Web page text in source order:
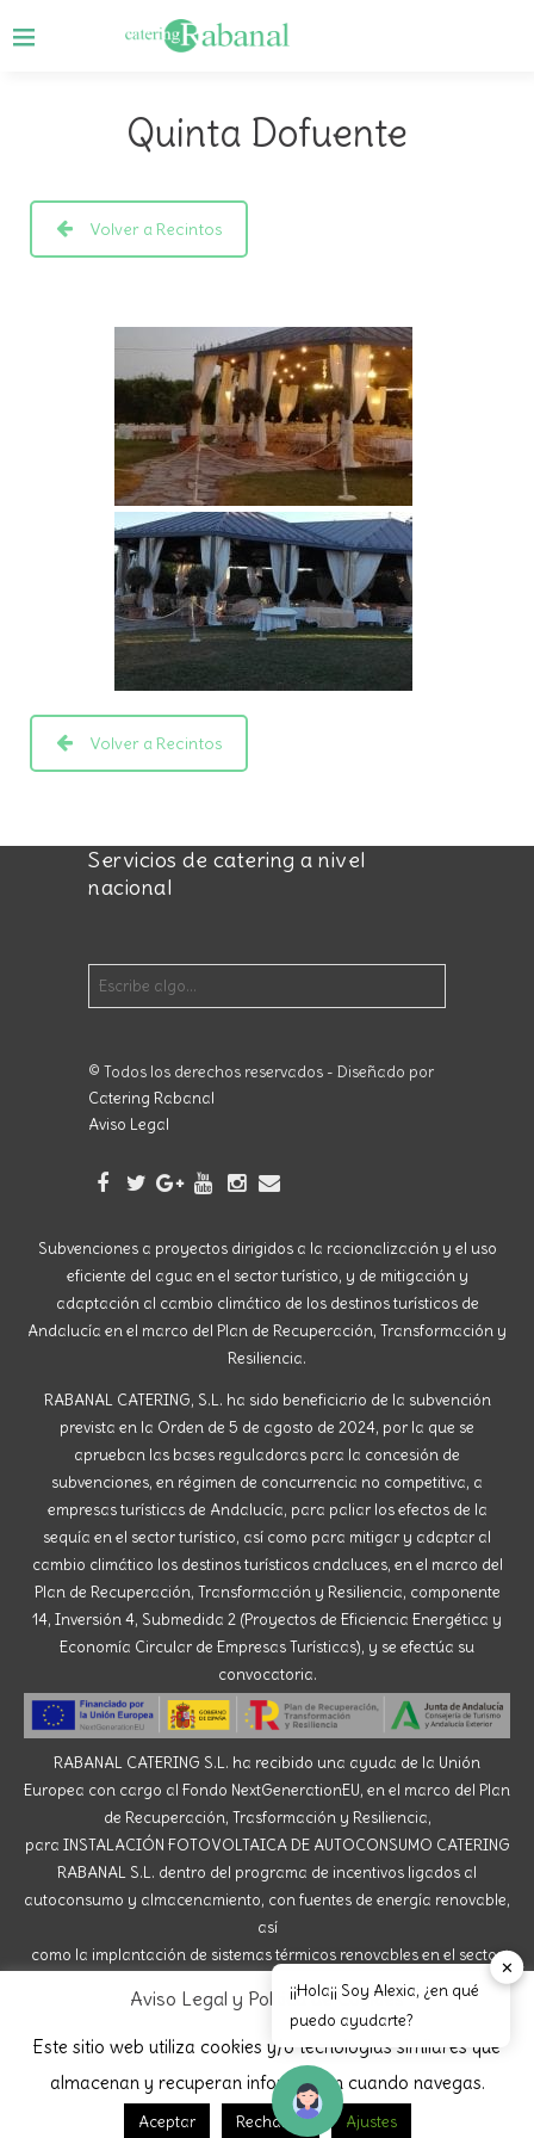
Quinta Dofuente
Volver a Recintos
Volver a Recintos
Servicios de catering a nivel
nacional
© Todos los derechos reservados - Diseñado por
Catering Rabanal
Aviso Legal
Subvenciones a proyectos dirigidos a la racionalización y el uso
eficiente del agua en el sector turístico, y de mitigación y
adaptación al cambio climático de los destinos turísticos de
Andalucía en el marco del Plan de Recuperación, Transformación y
Resiliencia.
RABANAL CATERING, S.L. ha sido beneficiario de la subvención
prevista en la Orden de 5 de agosto de 2024, por la que se
aprueban las bases reguladoras para la concesión de
subvenciones, en régimen de concurrencia no competitiva, a
empresas turísticas de Andalucía, para paliar los efectos de la
sequía en el sector turístico, así como para mitigar y adaptar al
cambio climático los destinos turísticos andaluces, en el marco del
Plan de Recuperación, Transformación y Resiliencia, componente
14, Inversión 4, Submedida 2 (Proyectos de Eficiencia Energética y
Economía Circular de Empresas Turísticas), y se efectúa su
convocatoria.
RABANAL CATERING S.L. ha recibido una ayuda de la Unión
Europea con cargo al Fondo NextGenerationEU, en el marco del Plan
de Recuperación, Trasformación y Resiliencia,
para INSTALACIÓN FOTOVOLTAICA DE AUTOCONSUMO CATERING
RABANAL S.L. dentro del programa de incentivos ligados al
autoconsumo y almacenamiento, con fuentes de energía renovable,
así
como la implantación de sistemas térmicos renovables en el sector
residencial del Ministerio para la Transición Ecológica y el Reto
Demográfico, gestionado por la Junta de Andalucía,
a través de la Agencia Andaluza de la Energía.
Aviso Legal y Política de Cookies
Este sitio web utiliza cookies y/o tecnologías similares que
almacenan y recuperan información cuando navegas.
Aceptar Rechazar Ajustes
✕
¡¡Hola¡¡ Soy Alexia, ¿en qué
puedo ayudarte?